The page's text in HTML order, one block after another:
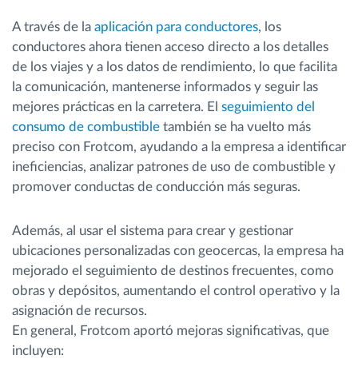
A través de la aplicación para conductores, los
conductores ahora tienen acceso directo a los detalles
de los viajes y a los datos de rendimiento, lo que facilita
la comunicación, mantenerse informados y seguir las
mejores prácticas en la carretera. El seguimiento del
consumo de combustible también se ha vuelto más
preciso con Frotcom, ayudando a la empresa a identificar
ineficiencias, analizar patrones de uso de combustible y
promover conductas de conducción más seguras.
Además, al usar el sistema para crear y gestionar
ubicaciones personalizadas con geocercas, la empresa ha
mejorado el seguimiento de destinos frecuentes, como
obras y depósitos, aumentando el control operativo y la
asignación de recursos.
En general, Frotcom aportó mejoras significativas, que
incluyen: